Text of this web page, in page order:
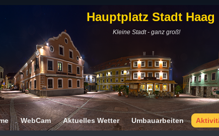
Hauptplatz Stadt Haag
Kleine Stadt - ganz groß!
WebCam Aktuelles Wetter Umbauarbeiten